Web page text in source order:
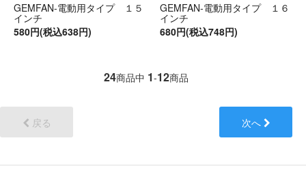
GEMFAN-電動用タイプ １５
インチ
580円(税込638円)
GEMFAN-電動用タイプ １６
インチ
680円(税込748円)
24商品中 1-12商品
戻る 次へ